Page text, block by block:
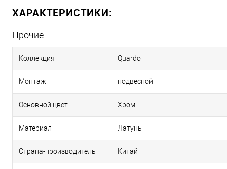
ХАРАКТЕРИСТИКИ:
Прочие
Коллекция Quardo
Монтаж подвесной
Основной цвет Хром
Материал Латунь
Страна-производитель Китай